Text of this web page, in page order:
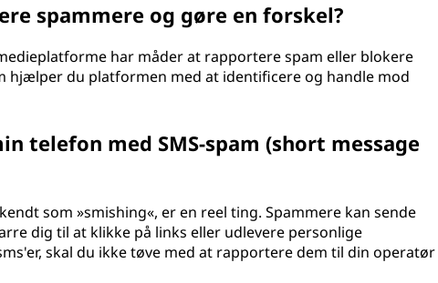
spammere og gøre en forskel?
har måder at rapportere spam eller blokere
hjælper du platformen med at identificere og handle mod
telefon med SMS-spam (short message
som »smishing«, er en reel ting. Spammere kan sende
dig til at klikke på links eller udlevere personlige
skal du ikke tøve med at rapportere dem til din operatør